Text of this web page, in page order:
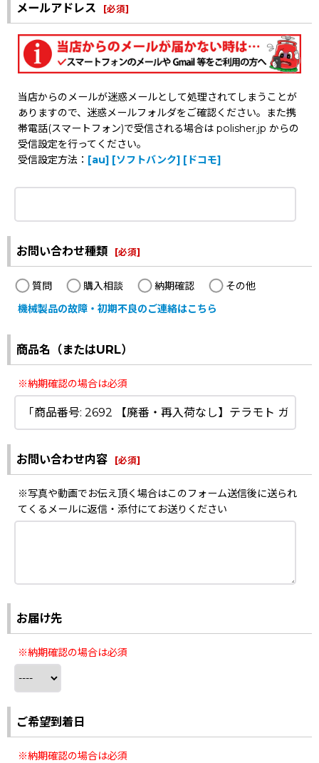
メールアドレス [必須]
当店からのメールが迷惑メールとして処理されてしまうことが
ありますので、迷惑メールフォルダをご確認ください。また携
帯電話(スマートフォン)で受信される場合は polisher.jp からの
受信設定を行ってください。
受信設定方法： [au] [ソフトバンク] [ドコモ]
お問い合わせ種類 [必須]
質問 購入相談 納期確認
その他
機械製品の故障・初期不良のご連絡はこちら
商品名（またはURL）
※納期確認の場合は必須
お問い合わせ内容 [必須]
※写真や動画でお伝え頂く場合はこのフォーム送信後に送られ
てくるメールに返信・添付にてお送りください
お届け先
※納期確認の場合は必須
ご希望到着日
※納期確認の場合は必須